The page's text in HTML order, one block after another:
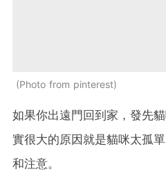
Photo from pinterest
如果你出遠門回到家，發先
實很大的原因就是貓咪太孤
和注意。